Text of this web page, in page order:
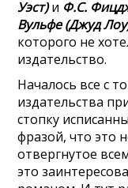
Уэст)и Ф.С.
Вульфе (Джуд
которого не
издательство.
Началось все с
издательства
стопку
фразой, что это
отвергнутое
это